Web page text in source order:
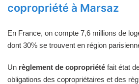
copropriété à Marsaz
En France, on compte 7,6 millions de
dont 30% se trouvent en région
Un règlement de copropriété fait état
obligations des copropriétaires et des